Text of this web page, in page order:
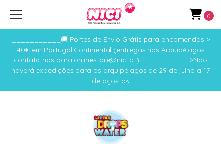
___________🚚 Portes de Envio Grátis para encomendas >
40€ em Portugal Continental (entregas nos Arquipélagos
contata-nos para onlinestore@nici.pt)___________ >Não
haverá expedições para os arquipélagos de 29 de julho a 17
de agosto<
0